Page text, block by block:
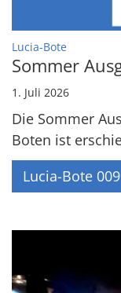
Lucia-Bote:
Sommer
1. Juli 2026
Die Sommer
Boten ist
Lucia-Bote